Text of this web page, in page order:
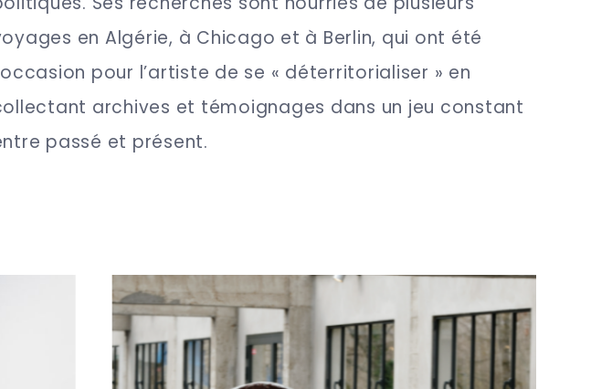
en Algérie, à Chicago et à Berlin, qui ont été
pour l’artiste de se « déterritorialiser » en
archives et témoignages dans un jeu constant
passé et présent.